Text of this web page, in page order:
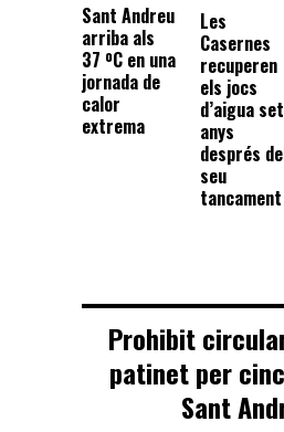
Sant Andreu
arriba als
37 ºC en una
jornada de
calor
extrema
Les
Casernes
recuperen
els jocs
d’aigua set
anys
després
seu
tancament
Prohibit
patinet per
Sant